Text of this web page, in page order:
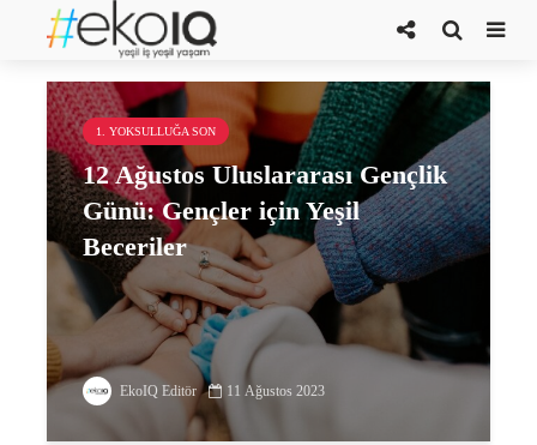
BM Raporu
1. YOKSULLUĞA SON
12 Ağustos Uluslararası Gençlik
Günü: Gençler için Yeşil
Beceriler
EkoIQ Editör 11 Ağustos 2023